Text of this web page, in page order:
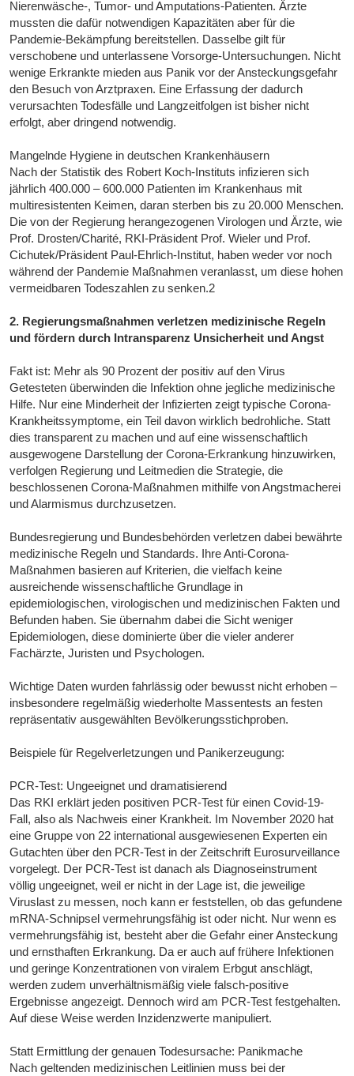
Nierenwäsche-, Tumor- und Amputations-Patienten. Ärzte
mussten die dafür notwendigen Kapazitäten aber für die
Pandemie-Bekämpfung bereitstellen. Dasselbe gilt für
verschobene und unterlassene Vorsorge-Untersuchungen. Nicht
wenige Erkrankte mieden aus Panik vor der Ansteckungsgefahr
den Besuch von Arztpraxen. Eine Erfassung der dadurch
verursachten Todesfälle und Langzeitfolgen ist bisher nicht
erfolgt, aber dringend notwendig.
Mangelnde Hygiene in deutschen Krankenhäusern
Nach der Statistik des Robert Koch-Instituts infizieren sich
jährlich 400.000 – 600.000 Patienten im Krankenhaus mit
multiresistenten Keimen, daran sterben bis zu 20.000 Menschen.
Die von der Regierung herangezogenen Virologen und Ärzte, wie
Prof. Drosten/Charité, RKI-Präsident Prof. Wieler und Prof.
Cichutek/Präsident Paul-Ehrlich-Institut, haben weder vor noch
während der Pandemie Maßnahmen veranlasst, um diese hohen
vermeidbaren Todeszahlen zu senken.2
2. Regierungsmaßnahmen verletzen medizinische Regeln
und fördern durch Intransparenz Unsicherheit und Angst
Fakt ist: Mehr als 90 Prozent der positiv auf den Virus
Getesteten überwinden die Infektion ohne jegliche medizinische
Hilfe. Nur eine Minderheit der Infizierten zeigt typische Corona-
Krankheitssymptome, ein Teil davon wirklich bedrohliche. Statt
dies transparent zu machen und auf eine wissenschaftlich
ausgewogene Darstellung der Corona-Erkrankung hinzuwirken,
verfolgen Regierung und Leitmedien die Strategie, die
beschlossenen Corona-Maßnahmen mithilfe von Angstmacherei
und Alarmismus durchzusetzen.
Bundesregierung und Bundesbehörden verletzen dabei bewährte
medizinische Regeln und Standards. Ihre Anti-Corona-
Maßnahmen basieren auf Kriterien, die vielfach keine
ausreichende wissenschaftliche Grundlage in
epidemiologischen, virologischen und medizinischen Fakten und
Befunden haben. Sie übernahm dabei die Sicht weniger
Epidemiologen, diese dominierte über die vieler anderer
Fachärzte, Juristen und Psychologen.
Wichtige Daten wurden fahrlässig oder bewusst nicht erhoben –
insbesondere regelmäßig wiederholte Massentests an festen
repräsentativ ausgewählten Bevölkerungsstichproben.
Beispiele für Regelverletzungen und Panikerzeugung:
PCR-Test: Ungeeignet und dramatisierend
Das RKI erklärt jeden positiven PCR-Test für einen Covid-19-
Fall, also als Nachweis einer Krankheit. Im November 2020 hat
eine Gruppe von 22 international ausgewiesenen Experten ein
Gutachten über den PCR-Test in der Zeitschrift Eurosurveillance
vorgelegt. Der PCR-Test ist danach als Diagnoseinstrument
völlig ungeeignet, weil er nicht in der Lage ist, die jeweilige
Viruslast zu messen, noch kann er feststellen, ob das gefundene
mRNA-Schnipsel vermehrungsfähig ist oder nicht. Nur wenn es
vermehrungsfähig ist, besteht aber die Gefahr einer Ansteckung
und ernsthaften Erkrankung. Da er auch auf frühere Infektionen
und geringe Konzentrationen von viralem Erbgut anschlägt,
werden zudem unverhältnismäßig viele falsch-positive
Ergebnisse angezeigt. Dennoch wird am PCR-Test festgehalten.
Auf diese Weise werden Inzidenzwerte manipuliert.
Statt Ermittlung der genauen Todesursache: Panikmache
Nach geltenden medizinischen Leitlinien muss bei der